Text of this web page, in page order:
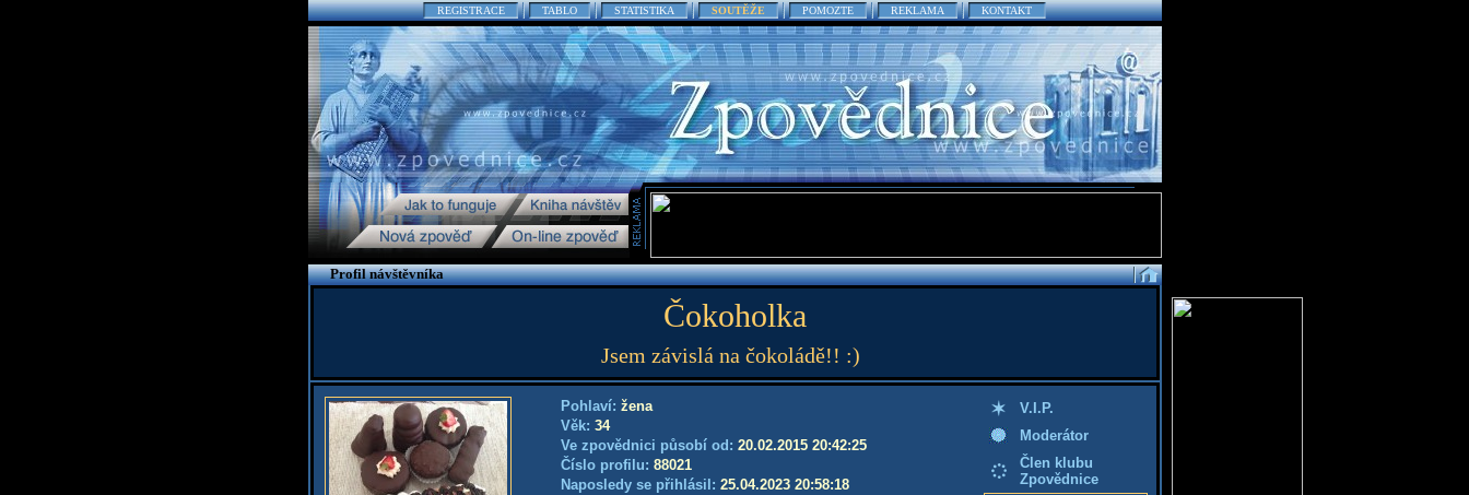
REGISTRACE TABLO STATISTIKA SOUTĚŽE POMOZTE REKLAMA KONTAKT
Profil návštěvníka
Čokoholka
Jsem závislá na čokoládě!! :)
Pohlaví: žena
Věk: 34
Ve zpovědnici působí od: 20.02.2015 20:42:25
Číslo profilu: 88021
Naposledy se přihlásil: 25.04.2023 20:58:18
V.I.P.
Moderátor
Člen klubu
Zpovědnice